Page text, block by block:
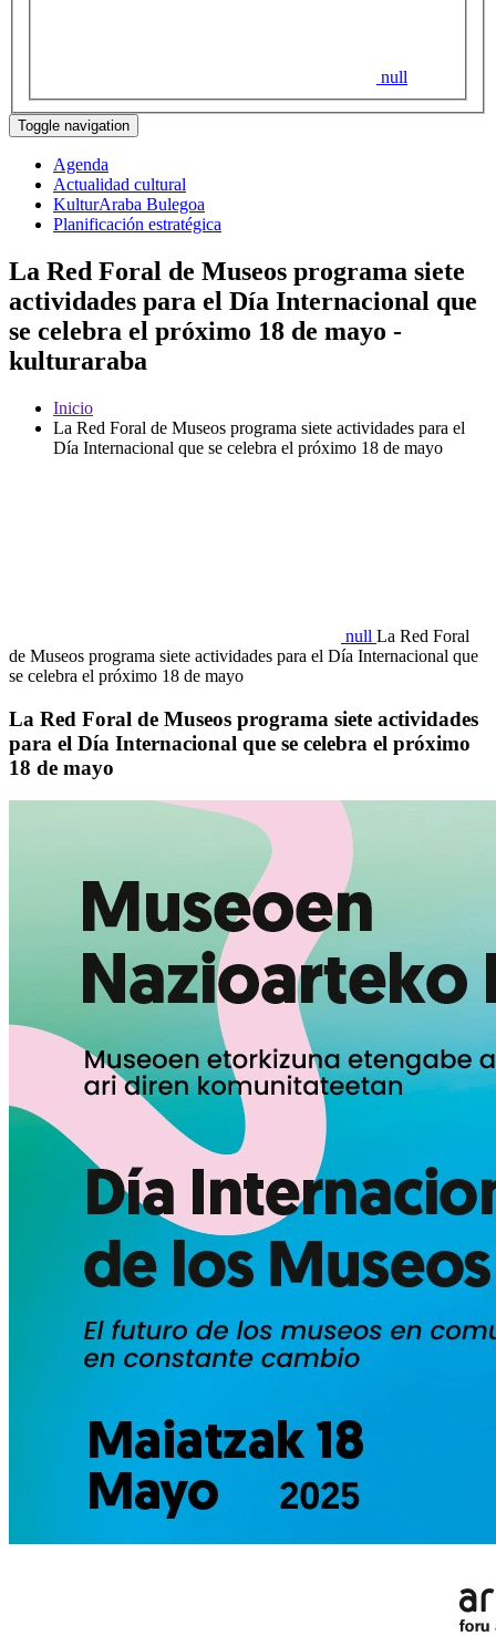
null
Toggle navigation
Agenda
Actualidad cultural
KulturAraba Bulegoa
Planificación estratégica
La Red Foral de Museos programa siete
actividades para el Día Internacional que
se celebra el próximo 18 de mayo -
kulturaraba
Inicio
La Red Foral de Museos programa siete actividades para el
Día Internacional que se celebra el próximo 18 de mayo
null La Red Foral
de Museos programa siete actividades para el Día Internacional que
se celebra el próximo 18 de mayo
La Red Foral de Museos programa siete actividades
para el Día Internacional que se celebra el próximo
18 de mayo